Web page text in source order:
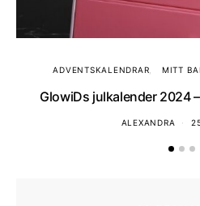
ADVENTSKALENDRAR MITT
GlowiDs julkalender 2024
ALEXANDRA